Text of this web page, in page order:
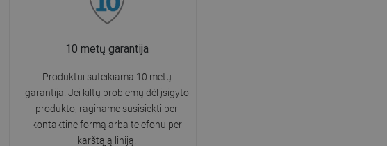
10 metų garantija
Produktui suteikiama 10 metų
garantija. Jei kiltų problemų dėl įsigyto
produkto, raginame susisiekti per
kontaktinę formą arba telefonu per
karštąją liniją.